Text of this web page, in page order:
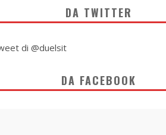
DA TWITTER
di @duelsit
DA FACEBOOK